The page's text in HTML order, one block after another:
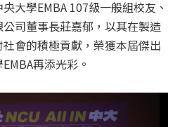
大學EMBA 107級一般組校友、
司董事長莊嘉郁，以其在製造
會的積極貢獻，榮獲本屆傑出
再添光彩。